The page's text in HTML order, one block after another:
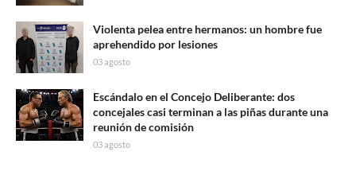
Violenta pelea entre hermanos: un hombre fue
aprehendido por lesiones
03 agosto
Escándalo en el Concejo Deliberante: dos
concejales casi terminan a las piñas durante una
reunión de comisión
03 agosto